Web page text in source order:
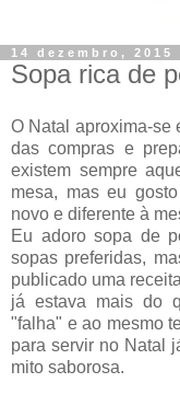
14 dezembro, 2015
Sopa rica de
O Natal aproxima-se
das compras e
existem sempre
mesa, mas eu
novo e diferente à
Eu adoro sopa de
sopas preferidas,
publicado uma
já estava mais do
"falha" e ao mesmo
para servir no Natal
mito saborosa.